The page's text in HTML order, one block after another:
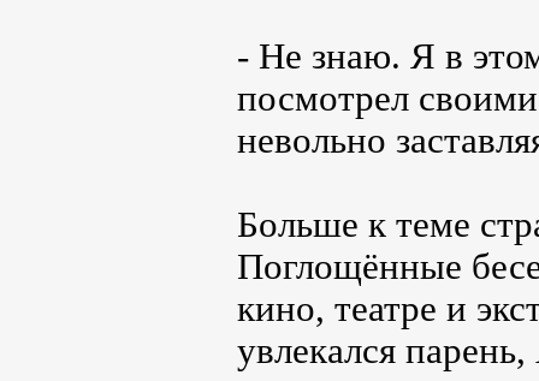
- Не знаю. Я в
посмотрел
невольно
Больше к теме
Поглощённые
кино, театре и
увлекался